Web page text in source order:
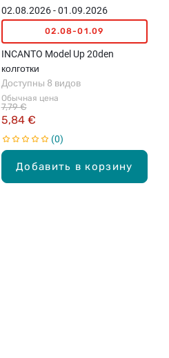
Добавить в корзину
02.08.2026 - 01.09.2026
02.08-01.09
INCANTO Model Up 20den
колготки
Обычная цена
5,84 €
7,79 €
Доступны 8 видов
0